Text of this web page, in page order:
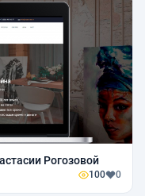
Рогозовой
100 0